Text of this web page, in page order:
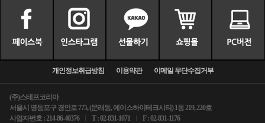
개인정보취급방침 이용약관 이메일 무단수집거부
(주)스테프코리아
서울시 영등포구 경인로 775, (문래동, 에이스하이테크시티) 1동 219, 220호
사업자번호 : 214-86-40376
T : 02-831-1071 F : 02-831-1176